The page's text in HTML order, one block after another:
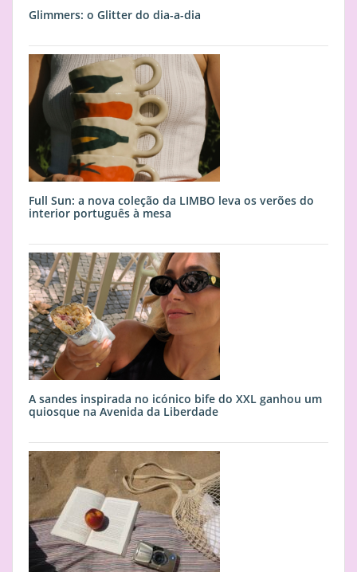
Glimmers: o Glitter do dia-a-dia
Full Sun: a nova coleção da LIMBO leva os verões do
interior português à mesa
A sandes inspirada no icónico bife do XXL ganhou um
quiosque na Avenida da Liberdade